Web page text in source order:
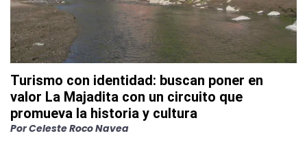
Turismo con identidad: buscan poner en
valor La Majadita con un circuito que
promueva la historia y cultura
PorCeleste Roco Navea